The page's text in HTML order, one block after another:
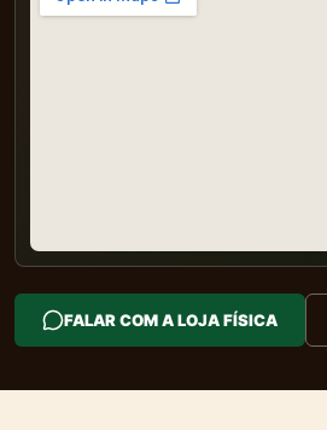
FALAR COM A LOJA FÍSICA